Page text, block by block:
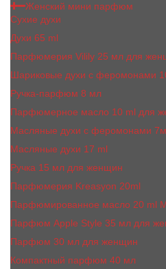
Женский мини парфюм
Сухие духи
Духи 65 ml
Парфюмерия Vilily 25 мл для
Шариковые духи с феромонами
Ручка-парфюм 8 мл
Парфюмерное масло 10 ml для
Масляные духи c феромонами
Масляные духи 17 ml
Ручка 15 мл для женщин
Парфюмерия Kreasyon 20ml
Парфюмированное масло 20 ml
Парфюм Apple Style 35 мл для
Парфюм 30 мл для женщин
Компактный парфюм 40 мл